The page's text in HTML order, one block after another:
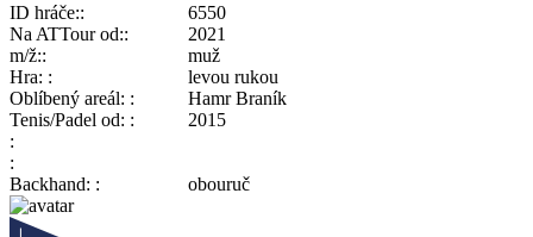
ID hráče:
6550
Na ATTour od:
2021
m/ž:
muž
Hra:
levou rukou
Oblíbený areál:
Hamr Braník
Tenis/Padel od:
2015
Backhand: obouruč